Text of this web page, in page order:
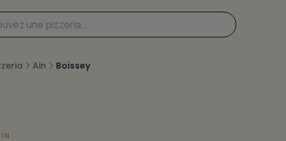
Ain Boissey